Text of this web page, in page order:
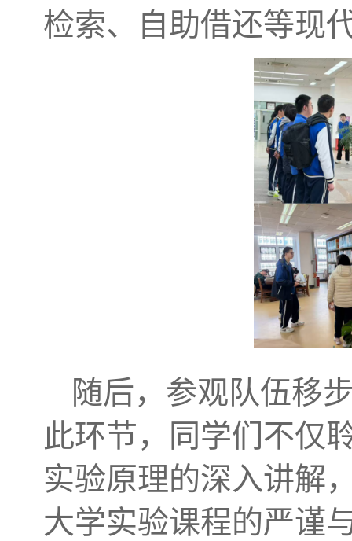
检索、自助借还等现
随后，参观队伍移
此环节，同学们不仅
实验原理的深入讲解
大学实验课程的严谨